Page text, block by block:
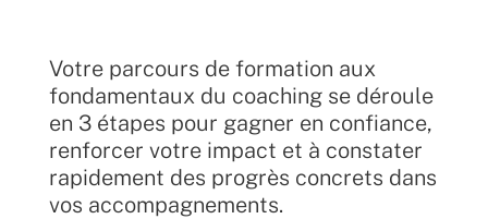
Votre parcours de formation aux
fondamentaux du coaching se déroule
en 3 étapes pour gagner en confiance,
renforcer votre impact et à constater
rapidement des progrès concrets dans
vos accompagnements.